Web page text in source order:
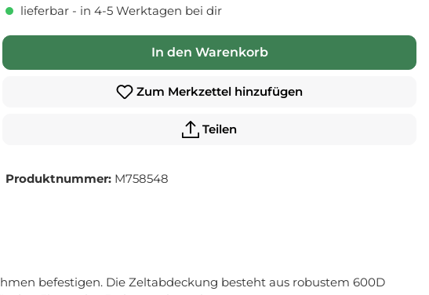
lieferbar - in 4-5 Werktagen bei dir
In den Warenkorb
Zum Merkzettel hinzufügen
Teilen
Produktnummer: M758548
befestigen. Die Zeltabdeckung besteht aus robustem 600D